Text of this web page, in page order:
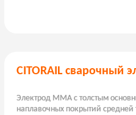
CITORAIL сварочный
Электрод MMA с толстым
наплавочных покрытий